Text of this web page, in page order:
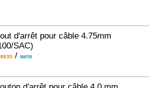
d'arrêt pour câble 4.75mm
SAC)
/ 009733